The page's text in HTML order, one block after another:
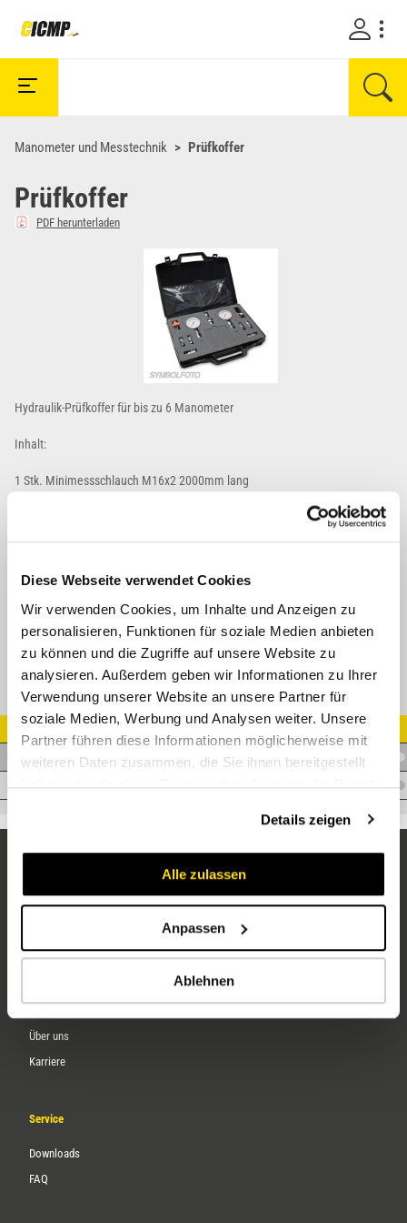
Diese Webseite verwendet Cookies
Wir verwenden Cookies, um Inhalte und Anzeigen zu
personalisieren, Funktionen für soziale Medien anbieten
zu können und die Zugriffe auf unsere Website zu
analysieren. Außerdem geben wir Informationen zu Ihrer
Verwendung unserer Website an unsere Partner für
soziale Medien, Werbung und Analysen weiter. Unsere
Partner führen diese Informationen möglicherweise mit
weiteren Daten zusammen, die Sie ihnen bereitgestellt
haben oder die sie im Rahmen Ihrer Nutzung der Dienste
Details zeigen
Alle zulassen
Anpassen
Ablehnen
Manometer und Messtechnik Prüfkoffer
Prüfkoffer
PDF herunterladen
Hydraulik-Prüfkoffer für bis zu 6 Manometer
Inhalt:
1 Stk. Minimessschlauch M16x2 2000mm lang
1 Stk. Messanschluss MA3 Muffe (M16x2) - Manometeranschluss 1/4"
M.PRUEFKOFFER2
M.PRUEFKOFFER2-LEER
Unternehmen
Über uns
Karriere
Service
Downloads
FAQ